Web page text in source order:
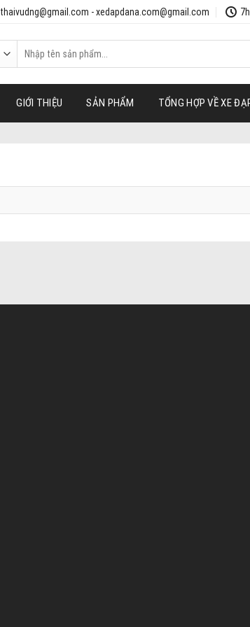
thaivudng@gmail.com - xedapdana.com@gmail.com
Tìm
kiếm:
GIỚI THIỆU SẢN PHẨM TỔNG HỢP VỀ XE